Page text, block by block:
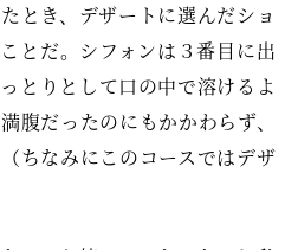
とき、デザートに選んだショ
とだ。シフォンは３番目に出
とりとして口の中で溶けるよ
腹だったのにもかかわらず、
ちなみにこのコースではデザ